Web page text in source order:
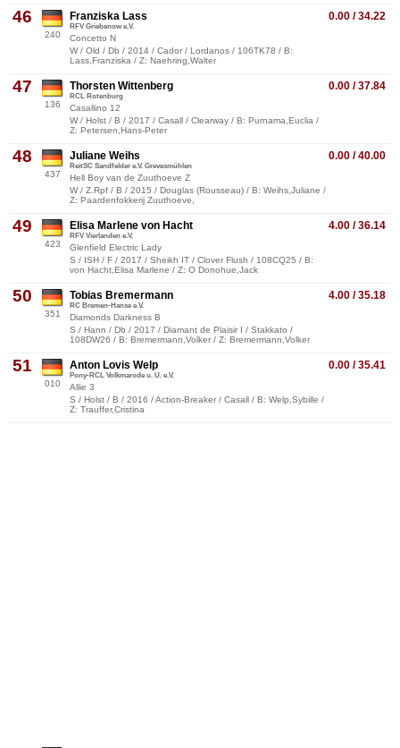
46
240
0.00 / 34.22
Franziska Lass
RFV Griebenow e.V.
Concetto N
W / Old / Db / 2014 / Cador / Lordanos / 106TK78 / B:
Lass,Franziska / Z: Naehring,Walter
47
136
0.00 / 37.84
Thorsten Wittenberg
RCL Rotenburg
Casallino 12
W / Holst / B / 2017 / Casall / Clearway / B: Purnama,Euclia /
Z: Petersen,Hans-Peter
48
437
0.00 / 40.00
Juliane Weihs
ReitSC Sandfelder e.V. Grevesmühlen
Hell Boy van de Zuuthoeve Z
W / Z.Rpf / B / 2015 / Douglas (Rousseau) / B: Weihs,Juliane /
Z: Paardenfokkerij Zuuthoeve,
49
423
4.00 / 36.14
Elisa Marlene von Hacht
RFV Vierlanden e.V.
Glenfield Electric Lady
S / ISH / F / 2017 / Sheikh IT / Clover Flush / 108CQ25 / B:
von Hacht,Elisa Marlene / Z: O Donohue,Jack
50
351
4.00 / 35.18
Tobias Bremermann
RC Bremen-Hanse e.V.
Diamonds Darkness B
S / Hann / Db / 2017 / Diamant de Plaisir I / Stakkato /
108DW26 / B: Bremermann,Volker / Z: Bremermann,Volker
51
010
0.00 / 35.41
Anton Lovis Welp
Pony-RCL Volkmarode u. U. e.V.
Allie 3
S / Holst / B / 2016 / Action-Breaker / Casall / B: Welp,Sybille /
Z: Trauffer,Cristina